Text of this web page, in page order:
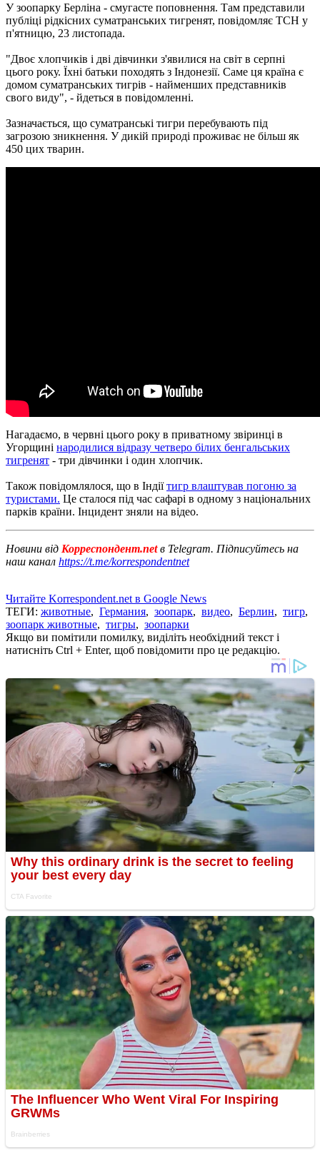
У зоопарку Берліна - смугасте поповнення. Там представили
публіці рідкісних суматранських тигренят, повідомляє ТСН у
п'ятницю, 23 листопада.
"Двоє хлопчиків і дві дівчинки з'явилися на світ в серпні
цього року. Їхні батьки походять з Індонезії. Саме ця країна є
домом суматранських тигрів - найменших представників
свого виду", - йдеться в повідомленні.
Зазначається, що суматранські тигри перебувають під
загрозою зникнення. У дикій природі проживає не більш як
450 цих тварин.
Нагадаємо, в червні цього року в приватному звіринці в
Угорщині народилися відразу четверо білих бенгальських
тигренят - три дівчинки і один хлопчик.
Також повідомлялося, що в Індіїтигр влаштував погоню за
туристами. Це сталося під час сафарі в одному з національних
парків країни. Інцидент зняли на відео.
Новини від Корреспондент.netв Telegram. Підписуйтесь на
наш канал https://t.me/korrespondentnet
Читайте Korrespondent.net в Google News
ТЕГИ: животные, Германия, зоопарк, видео, Берлин, тигр,
зоопарк животные, тигры, зоопарки
Якщо ви помітили помилку, виділіть необхідний текст і
натисніть Ctrl + Enter, щоб повідомити про це редакцію.